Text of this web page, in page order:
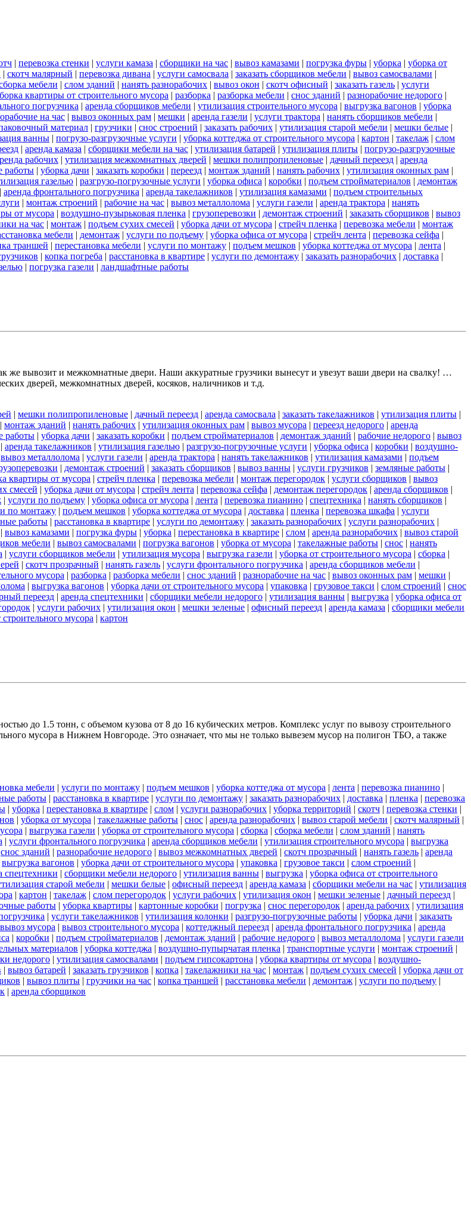
| перевозка стенки | услуги камаза | сборщики на час | вывоз камазами | погрузка фуры | уборка | уборка от
| скотч малярный | перевозка дивана | услуги самосвала | заказать сборщиков мебели | вывоз самосвалами |
мебели | слом зданий | нанять разнорабочих | вывоз окон | скотч офисный | заказать газель | услуги
квартиры от строительного мусора | разборка | разборка мебели | снос зданий | разнорабочие недорого |
погрузчика | аренда сборщиков мебели | утилизация строительного мусора | выгрузка вагонов | уборка
на час | вывоз оконных рам | мешки | аренда газели | услуги трактора | нанять сборщиков мебели |
материал | грузчики | снос строений | заказать рабочих | утилизация старой мебели | мешки белые |
ванны | погрузо-разгрузочные услуги | уборка коттеджа от строительного мусора | картон | такелаж | слом
| аренда камаза | сборщики мебели на час | утилизация батарей | утилизация плиты | погрузо-разгрузочные
рабочих | утилизация межкомнатных дверей | мешки полипропиленовые | дачный переезд | аренда
работы | уборка дачи | заказать коробки | переезд | монтаж зданий | нанять рабочих | утилизация оконных рам |
газелью | разгрузо-погрузочные услуги | уборка офиса | коробки | подъем стройматериалов | демонтаж
| аренда фронтального погрузчика | аренда такелажников | утилизация камазами | подъем строительных
| монтаж строений | рабочие на час | вывоз металлолома | услуги газели | аренда трактора | нанять
от мусора | воздушно-пузырьковая пленка | грузоперевозки | демонтаж строений | заказать сборщиков | вывоз
на час | монтаж | подъем сухих смесей | уборка дачи от мусора | стрейч пленка | перевозка мебели | монтаж
мебели | демонтаж | услуги по подъему | уборка офиса от мусора | стрейч лента | перевозка сейфа |
траншей | перестановка мебели | услуги по монтажу | подъем мешков | уборка коттеджа от мусора | лента |
| копка погреба | расстановка в квартире | услуги по демонтажу | заказать разнорабочих | доставка |
| погрузка газели | ландшафтные работы
вывозит и межкомнатные двери. Наши аккуратные грузчики вынесут и увезут ваши двери на свалку! …
дверей, межкомнатных дверей, косяков, наличников и т.д.
| мешки полипропиленовые | дачный переезд | аренда самосвала | заказать такелажников | утилизация плиты |
| монтаж зданий | нанять рабочих | утилизация оконных рам | вывоз мусора | переезд недорого | аренда
работы | уборка дачи | заказать коробки | подъем стройматериалов | демонтаж зданий | рабочие недорого | вывоз
| аренда такелажников | утилизация газелью | разгрузо-погрузочные услуги | уборка офиса | коробки | воздушно-
вывоз металлолома | услуги газели | аренда трактора | нанять такелажников | утилизация камазами | подъем
| демонтаж строений | заказать сборщиков | вывоз ванны | услуги грузчиков | земляные работы |
квартиры от мусора | стрейч пленка | перевозка мебели | монтаж перегородок | услуги сборщиков | вывоз
смесей | уборка дачи от мусора | стрейч лента | перевозка сейфа | демонтаж перегородок | аренда сборщиков |
| услуги по подъему | уборка офиса от мусора | лента | перевозка пианино | спецтехника | нанять сборщиков |
по монтажу | подъем мешков | уборка коттеджа от мусора | доставка | пленка | перевозка шкафа | услуги
работы | расстановка в квартире | услуги по демонтажу | заказать разнорабочих | услуги разнорабочих |
| вывоз камазами | погрузка фуры | уборка | перестановка в квартире | слом | аренда разнорабочих | вывоз старой
мебели | вывоз самосвалами | погрузка вагонов | уборка от мусора | такелажные работы | снос | нанять
| услуги сборщиков мебели | утилизация мусора | выгрузка газели | уборка от строительного мусора | сборка |
| скотч прозрачный | нанять газель | услуги фронтального погрузчика | аренда сборщиков мебели |
мусора | разборка | разборка мебели | снос зданий | разнорабочие на час | вывоз оконных рам | мешки |
| выгрузка вагонов | уборка дачи от строительного мусора | упаковка | грузовое такси | слом строений | снос
переезд | аренда спецтехники | сборщики мебели недорого | утилизация ванны | выгрузка | уборка офиса от
| услуги рабочих | утилизация окон | мешки зеленые | офисный переезд | аренда камаза | сборщики мебели
мусора | картон
до 1.5 тонн, с объемом кузова от 8 до 16 кубических метров. Комплекс услуг по вывозу строительного
мусора в Нижнем Новгороде. Это означает, что мы не только вывезем мусор на полигон ТБО, а также
мебели | услуги по монтажу | подъем мешков | уборка коттеджа от мусора | лента | перевозка пианино |
работы | расстановка в квартире | услуги по демонтажу | заказать разнорабочих | доставка | пленка | перевозка
| уборка | перестановка в квартире | слом | услуги разнорабочих | уборка территорий | скотч | перевозка стенки |
| уборка от мусора | такелажные работы | снос | аренда разнорабочих | вывоз старой мебели | скотч малярный |
| выгрузка газели | уборка от строительного мусора | сборка | сборка мебели | слом зданий | нанять
| услуги фронтального погрузчика | аренда сборщиков мебели | утилизация строительного мусора | выгрузка
снос зданий | разнорабочие недорого | вывоз межкомнатных дверей | скотч прозрачный | нанять газель | аренда
выгрузка вагонов | уборка дачи от строительного мусора | упаковка | грузовое такси | слом строений |
спецтехники | сборщики мебели недорого | утилизация ванны | выгрузка | уборка офиса от строительного
старой мебели | мешки белые | офисный переезд | аренда камаза | сборщики мебели на час | утилизация
| картон | такелаж | слом перегородок | услуги рабочих | утилизация окон | мешки зеленые | дачный переезд |
работы | уборка квартиры | картонные коробки | погрузка | снос перегородок | аренда рабочих | утилизация
| услуги такелажников | утилизация колонки | разгрузо-погрузочные работы | уборка дачи | заказать
вывоз мусора | вывоз строительного мусора | коттеджный переезд | аренда фронтального погрузчика | аренда
| коробки | подъем стройматериалов | демонтаж зданий | рабочие недорого | вывоз металлолома | услуги газели
материалов | уборка коттеджа | воздушно-пупырчатая пленка | транспортные услуги | монтаж строений |
недорого | утилизация самосвалами | подъем гипсокартона | уборка квартиры от мусора | воздушно-
| вывоз батарей | заказать грузчиков | копка | такелажники на час | монтаж | подъем сухих смесей | уборка дачи от
| вывоз плиты | грузчики на час | копка траншей | расстановка мебели | демонтаж | услуги по подъему |
| аренда сборщиков